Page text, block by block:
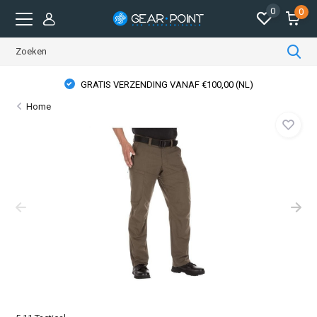
0 0
GRATIS VERZENDING VANAF €100,00 (NL)
Home